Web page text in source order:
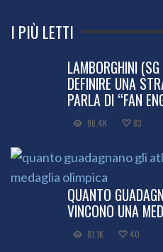
I PIÙ LETTI
LAMBORGHINI
DEFINIRE UNA
PARLA DI “FAN
98.4K 83
QUANTO
VINCONO UNA
81.1K 40